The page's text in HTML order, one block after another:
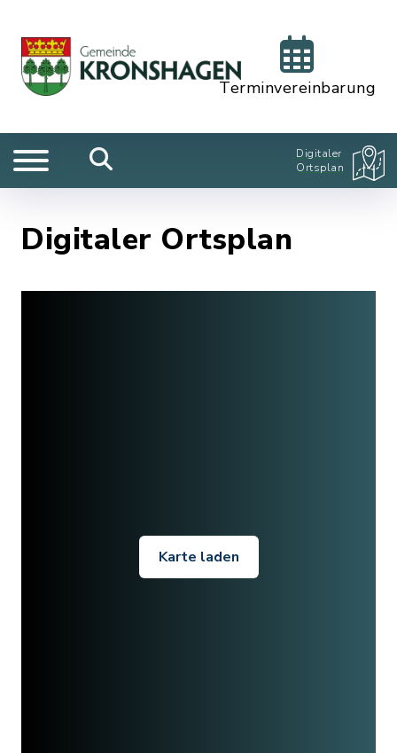
Terminvereinbarung
Digitaler
Ortsplan
Digitaler Ortsplan
Karte laden